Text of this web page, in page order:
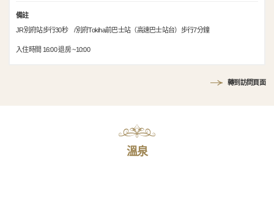
備註
JR別府站步行30秒 /別府Tokiha前巴士站（高速巴士站台）步行7分鐘
入住時間 16:00 退房 ~10:00
轉到訪問頁面
溫泉